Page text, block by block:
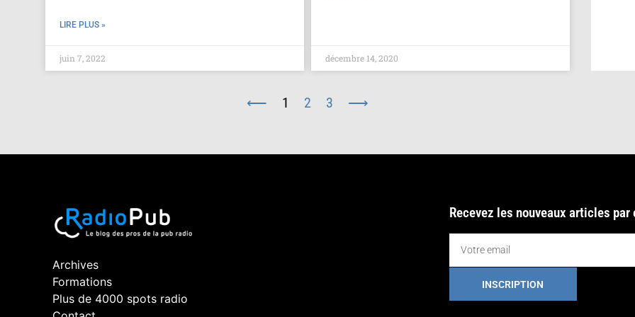
LIRE PLUS »
juin 7, 2022 décembre 14, 2020
⟵ 1 2 3 ⟶
Archives
Formations
Plus de 4000 spots radio
Recevez les nouveaux articles par
INSCRIPTION